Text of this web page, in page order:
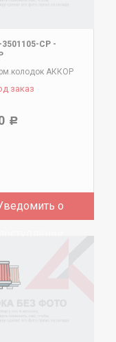
3501105-СР -
АККОР
заказ
Р
о